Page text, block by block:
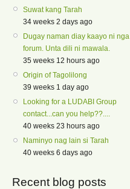
Suwat kang Tarah
34 weeks 2 days ago
Dugay naman diay kaayo ni nga
forum. Unta dili ni mawala.
35 weeks 12 hours ago
Origin of Tagolilong
39 weeks 1 day ago
Looking for a LUDABI Group
contact...can you help??....
40 weeks 23 hours ago
Naminyo nag lain si Tarah
40 weeks 6 days ago
Recent blog posts